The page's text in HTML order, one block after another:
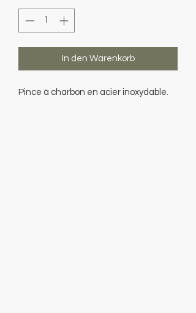
In den Warenkorb
Pince à charbon en acier inoxydable.